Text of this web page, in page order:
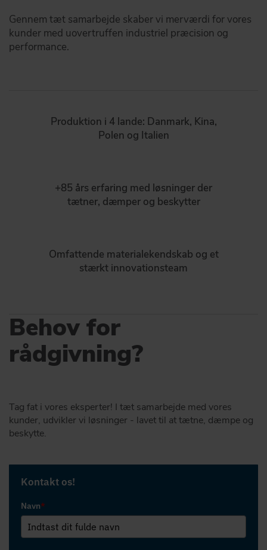
Gennem tæt samarbejde skaber vi merværdi for vores
kunder med uovertruffen industriel præcision og
performance.
Produktion i 4 lande: Danmark, Kina,
Polen og Italien
+85 års erfaring med løsninger der
tætner, dæmper og beskytter
Omfattende materialekendskab og et
stærkt innovationsteam
Behov for
rådgivning?
Tag fat i vores eksperter! I tæt samarbejde med vores
kunder, udvikler vi løsninger - lavet til at tætne, dæmpe og
beskytte.
Kontakt os!
Navn*